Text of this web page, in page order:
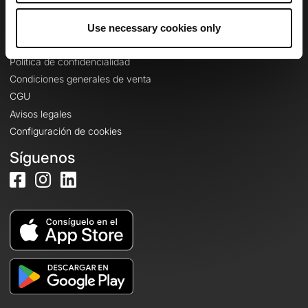
Use necessary cookies only
Política de confidencialidad
Condiciones generales de venta
CGU
Avisos legales
Configuración de cookies
Síguenos